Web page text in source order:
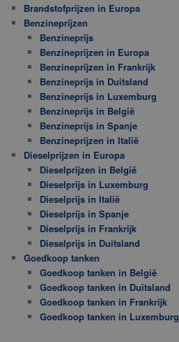
Brandstofprijzen in Europa
Benzineprijzen
Benzineprijs
Benzineprijzen in Europa
Benzineprijzen in Frankrijk
Benzineprijs in Duitsland
Benzineprijs in Luxemburg
Benzineprijs in België
Benzineprijs in Spanje
Benzineprijzen in Italië
Dieselprijzen in Europa
Dieselprijzen in België
Dieselprijs in Luxemburg
Dieselprijs in Italië
Dieselprijs in Spanje
Dieselprijs in Frankrijk
Dieselprijs in Duitsland
Goedkoop tanken
Goedkoop tanken in België
Goedkoop tanken in Duitsland
Goedkoop tanken in Frankrijk
Goedkoop tanken in Luxemburg